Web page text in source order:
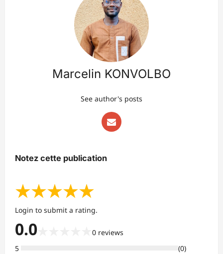
Marcelin KONVOLBO
See author's posts
Notez cette publication
★★★★★
Login to submit a rating.
0.0 0 reviews
5
(0)